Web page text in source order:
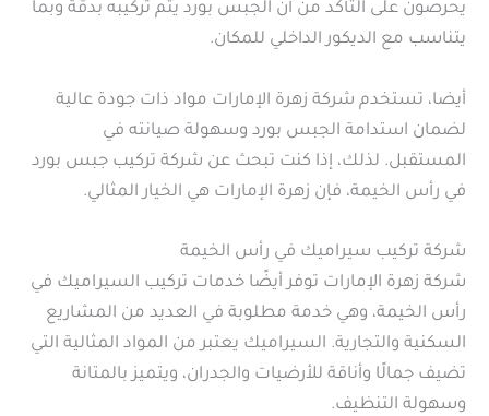
يحرصون على التأكد من أن الجبس بورد يتم تركيبه بدقة وبما
يتناسب مع الديكور الداخلي للمكان.
أيضا، تستخدم شركة زهرة الإمارات مواد ذات جودة عالية
لضمان استدامة الجبس بورد وسهولة صيانته في
المستقبل. لذلك، إذا كنت تبحث عن شركة تركيب جبس بورد
في رأس الخيمة، فإن زهرة الإمارات هي الخيار المثالي.
شركة تركيب سيراميك في رأس الخيمة
شركة زهرة الإمارات توفر أيضًا خدمات تركيب السيراميك في
رأس الخيمة، وهي خدمة مطلوبة في العديد من المشاريع
السكنية والتجارية. السيراميك يعتبر من المواد المثالية التي
تضيف جمالًا وأناقة للأرضيات والجدران، ويتميز بالمتانة
وسهولة التنظيف.